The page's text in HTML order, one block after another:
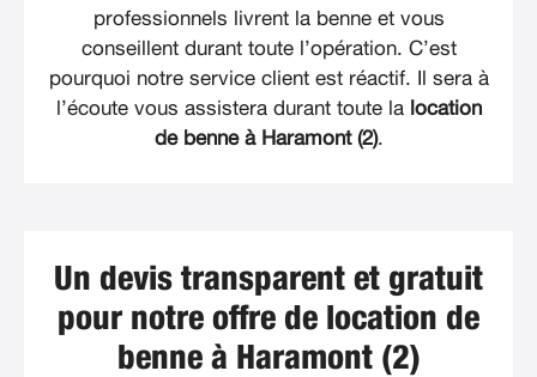
professionnels livrent la benne et vous
conseillent durant toute l’opération. C’est
pourquoi notre service client est réactif. Il sera à
l’écoute vous assistera durant toute la location
de benne à Haramont (2).
Un devis transparent et gratuit
pour notre offre de location de
benne à Haramont (2)